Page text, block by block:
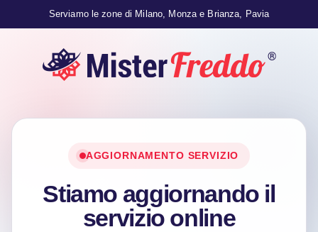
Serviamo le zone di Milano, Monza e Brianza, Pavia
AGGIORNAMENTO SERVIZIO
Stiamo aggiornando il
servizio online